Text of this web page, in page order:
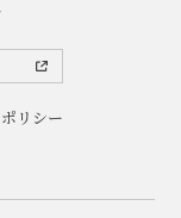
リシー